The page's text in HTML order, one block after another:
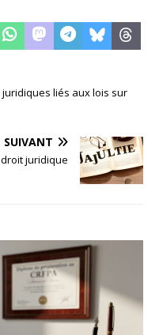
liés aux lois sur
SUIVANT
juridique